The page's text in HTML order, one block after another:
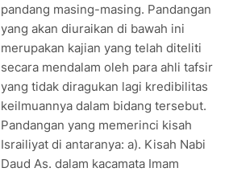
pandang masing-masing. Pandangan
yang akan diuraikan di bawah ini
merupakan kajian yang telah diteliti
secara mendalam oleh para ahli tafsir
yang tidak diragukan lagi kredibilitas
keilmuannya dalam bidang tersebut.
Pandangan yang memerinci kisah
Israiliyat di antaranya: a). Kisah Nabi
Daud As. dalam kacamata Imam